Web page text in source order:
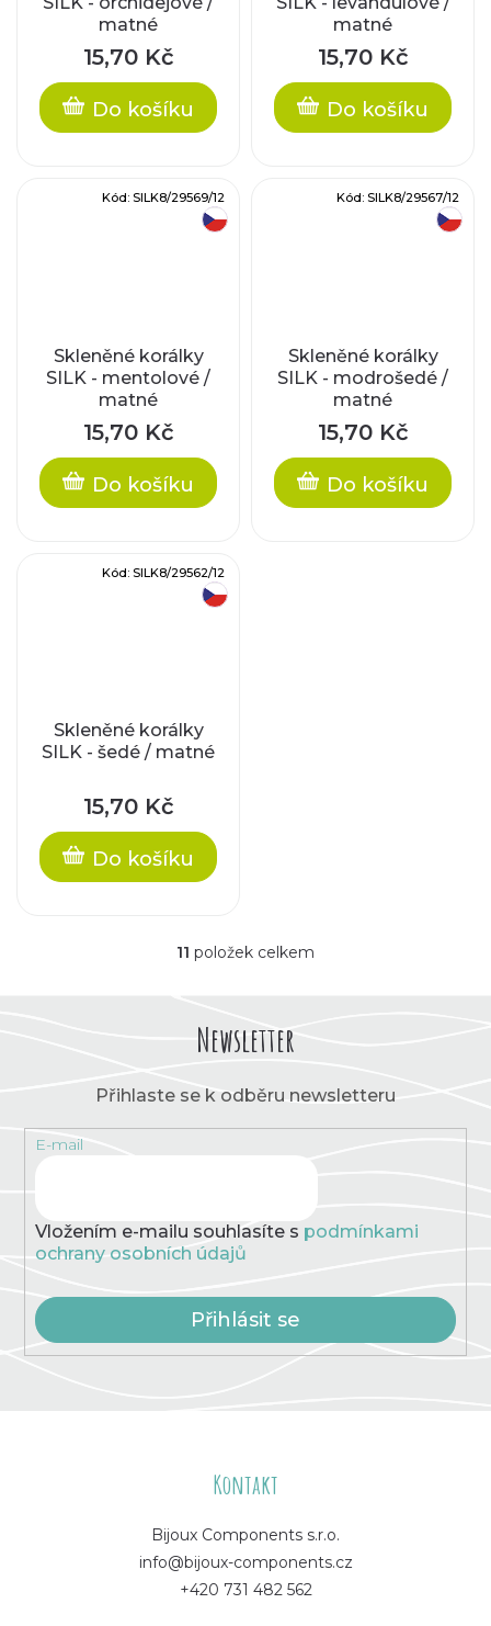
matné
15,70 Kč
Do košíku
matné
15,70 Kč
Do košíku
Skleněné korálky
SILK - mentolové /
matné
15,70 Kč
Do košíku
Kód: SILK8/29569/12
Skleněné korálky
SILK - modrošedé /
matné
15,70 Kč
Do košíku
Kód: SILK8/29567/12
Skleněné korálky
SILK - šedé / matné
15,70 Kč
Do košíku
Kód: SILK8/29562/12
O
d
c
í
p
v
ý
i
s
11 položek celkem
Newsletter
Přihlaste se k odběru newsletteru
E-mail
Vložením e-mailu souhlasíte s podmínkami
ochrany osobních údajů
Přihlásit se
Kontakt
Bijoux Components s.r.o.
info@bijoux-components.cz
+420 731 482 562